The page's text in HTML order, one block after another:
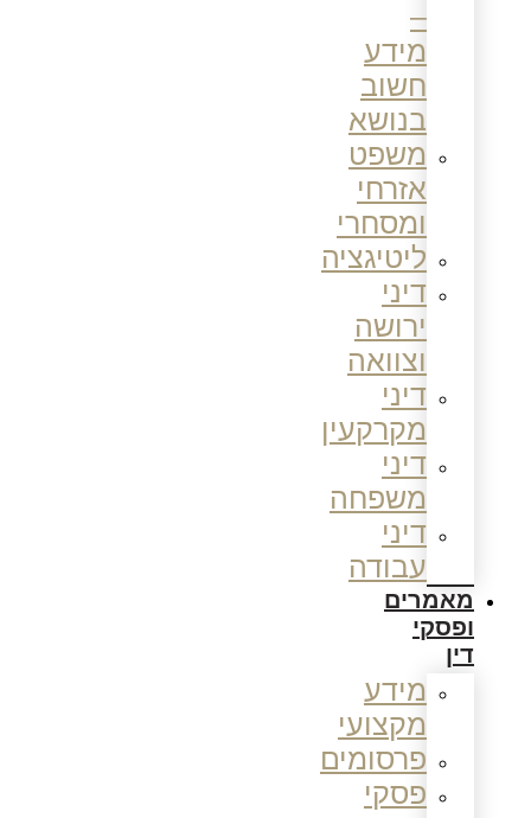
מידע
חשוב
בנושא
משפט
אזרחי
ומסחרי
ליטיגציה
דיני
ירושה
וצוואה
דיני
מקרקעין
דיני
משפחה
דיני
עבודה
מאמרים
ופסקי
דין
מידע
מקצועי
פרסומים
פסקי